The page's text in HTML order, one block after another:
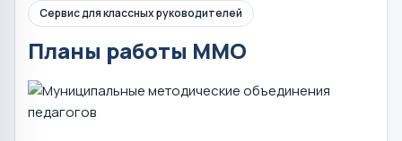
Сервис для классных руководителей
Планы работы ММО